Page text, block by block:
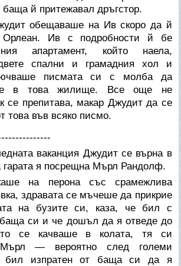
й притежавал дръгстор.
обещаваше на Ив скоро да й
Ив с подробности й бе
апартамент, който наела,
спални и грамадния хол и
писмата си с молба да
в това жилище. Все още не
се препитава, макар Джудит да се
това във всяко писмо.
ваканция Джудит се върна в
я посрещна Мърл Рандолф.
на перона със срамежлива
здравата се мъчеше да прикрие
на бузите си, каза, че бил с
си и че дошъл да я отведе до
се качваше в колата, тя си
— вероятно след големи
изпратен от баща си да я